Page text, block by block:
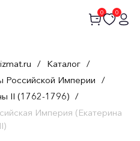
0 0
/ Каталог /
Российской Империи /
II (1762-1796) /
Империя (Екатерина
II)